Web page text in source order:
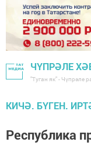
ЧҮПРӘЛЕ
"Туган як" - Чүпрәле
КИЧӘ. БҮГЕН.
Республика